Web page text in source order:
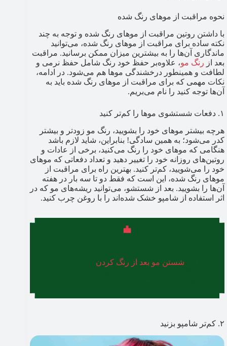
نحوه مراقبت از موهای رنگ شده
با داشتن روتین مراقبت از موهای رنگ شده و توجه به چند
نکته ساده برای مراقبت از موهای رنگ شده، می‌توانید
ماندگاری آن‌ها را به بیشترین میزان ممکن برسانید. مراقبت
بعد از رنگ مو، علاوه‌بر حفظ خود رنگ شامل حفظ نرمی و
لطافت و همینطور درخشندگی موها هم می‌شود. در ادامه،
نکات مهمی که برای مراقبت از موهای رنگ شده باید به
آن‌ها توجه کنید را نام می‌بریم.
۱. دفعات شستشوی موها را کم‌تر کنید
هرچه بیشتر موهای خود را بشویید، رنگ مو زودتر و بیشتر
کدر می‌شود؛ به همین سادگی! بنابراین، شاید لازم باشد
هنگامی که موهای خود را رنگ می‌کنید، برخی از عادات و
روتین‌های روزانه خود را تغییر دهید و تعداد دفعاتی که موهای
خود را می‌شویید، کم‌تر کنید. بهترین راه برای مراقبت از
موهای رنگ شده، این است که فقط دو تا سه بار در هفته
آن‌ها را بشویید. بعد از شستشو، می‌توانید ریشه‌های مو که در
اثر استفاده از شامپو خشک شده‌اند را با روغن چرب کنید.
شستن مو بعد از رنگ کردن
۲. کم‌تر شامپو بزنید